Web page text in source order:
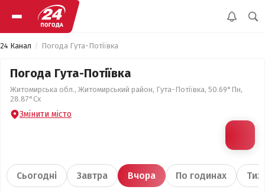
24 Канал Погода Гута-Потіївка
Погода Гута-Потіївка
Житомирська обл., Житомирський район, Гута-Потіївка, 50.69°Пн,
28.87°Сх
Змінити місто
Сьогодні Завтра Вчора По годинах